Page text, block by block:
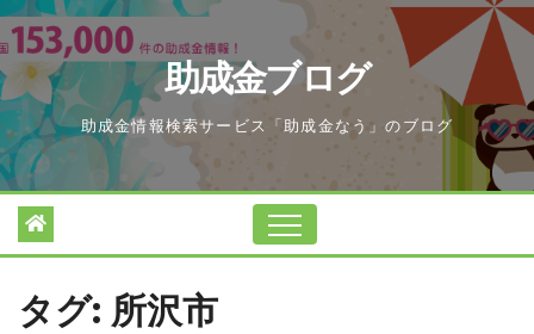
Skip
to
content
助成金ブログ
助成金情報検索サービス「助成金なう」のブログ
タグ: 所沢市